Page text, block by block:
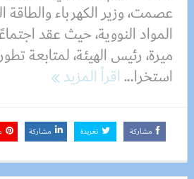
عصمت، وزير الكهرباء والطاقة
المواد النووية، حيث عقد
ميرة، رئيس الهيئة، لمتابعة
استخرا...اقرأ المزيد
مشاركة تغريدة مشاركة